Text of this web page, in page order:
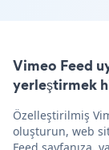
Vimeo Feed
yerleştirmek
Özelleştirilmiş
oluşturun, web
Feed sayfanıza,